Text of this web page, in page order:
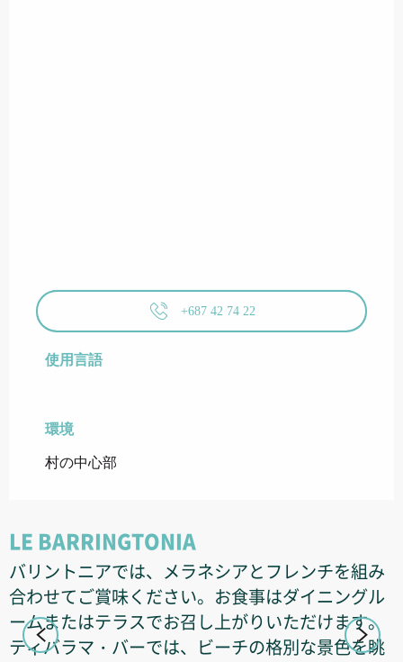
+687 42 74 22
使用言語
使用言語
環境
環境
村の中心部
LE BARRINGTONIA
バリントニアでは、メラネシアとフレンチを組み
合わせてご賞味ください。お食事はダイニングル
ームまたはテラスでお召し上がりいただけます。
ティバラマ・バーでは、ビーチの格別な景色を眺